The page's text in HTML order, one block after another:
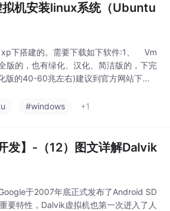
，以及物联网技术和云计算技术的引入，
及奠定了智能家居行业的普及基础
机安装linux系统（Ubuntu
下搭建的。需要下载如下软件:1、 Vm
版的，也有绿化、汉化、简洁版的，下完
版的40-60兆左右)建议到官方网站下
#windows +1
发】-（12）图文详解Dalvik
于2007年底正式发布了Android SD
要特性，Dalvik虚拟机也第一次进入了人